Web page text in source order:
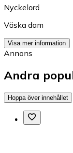
Nyckelord
Väska dam
Visa mer information
Annons
Andra
Hoppa över innehållet